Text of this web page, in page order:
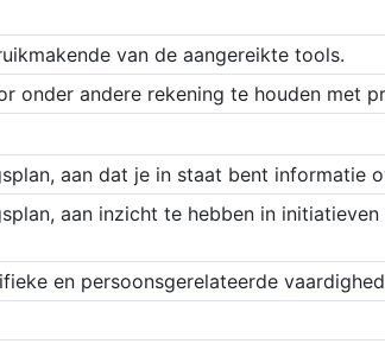
van de aangereikte tools.
onder andere rekening te houden met
aan dat je in staat bent informatie
aan inzicht te hebben in
en persoonsgerelateerde